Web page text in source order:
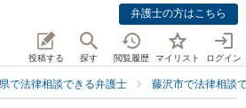
弁護士の方はこちら
投稿する 探す 閲覧履歴 マイリスト ログイン
で法律相談できる弁護士 藤沢市で法律相談